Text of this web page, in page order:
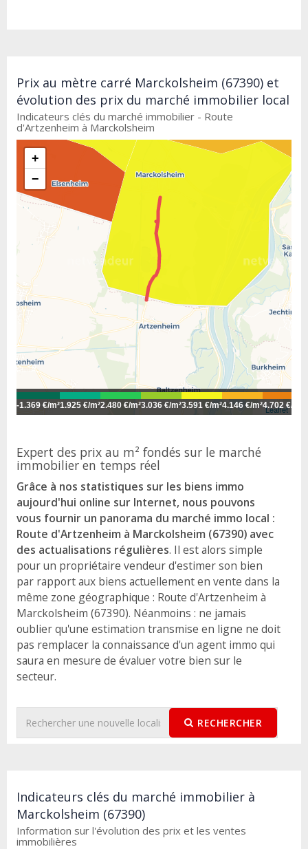
Prix au mètre carré Marckolsheim (67390) et
évolution des prix du marché immobilier local
Indicateurs clés du marché immobilier - Route
d'Artzenheim à Marckolsheim
+
−
Leaflet
-1.369 €/m²1.925 €/m²2.480 €/m²3.036 €/m²3.591 €/m²4.146 €/m²4.702 €/m²
Expert des prix au m² fondés sur le marché
immobilier en temps réel
Grâce à nos statistiques sur les biens immo
aujourd'hui online sur Internet, nous pouvons
vous fournir un panorama du marché immo local :
Route d'Artzenheim à Marckolsheim (67390) avec
des actualisations régulières. Il est alors simple
pour un propriétaire vendeur d'estimer son bien
par rapport aux biens actuellement en vente dans la
même zone géographique : Route d'Artzenheim à
Marckolsheim (67390). Néanmoins : ne jamais
oublier qu'une estimation transmise en ligne ne doit
pas remplacer la connaissance d'un agent immo qui
saura en mesure de évaluer votre bien sur le
secteur.
RECHERCHER
Indicateurs clés du marché immobilier à
Marckolsheim (67390)
Information sur l'évolution des prix et les ventes
immobilières